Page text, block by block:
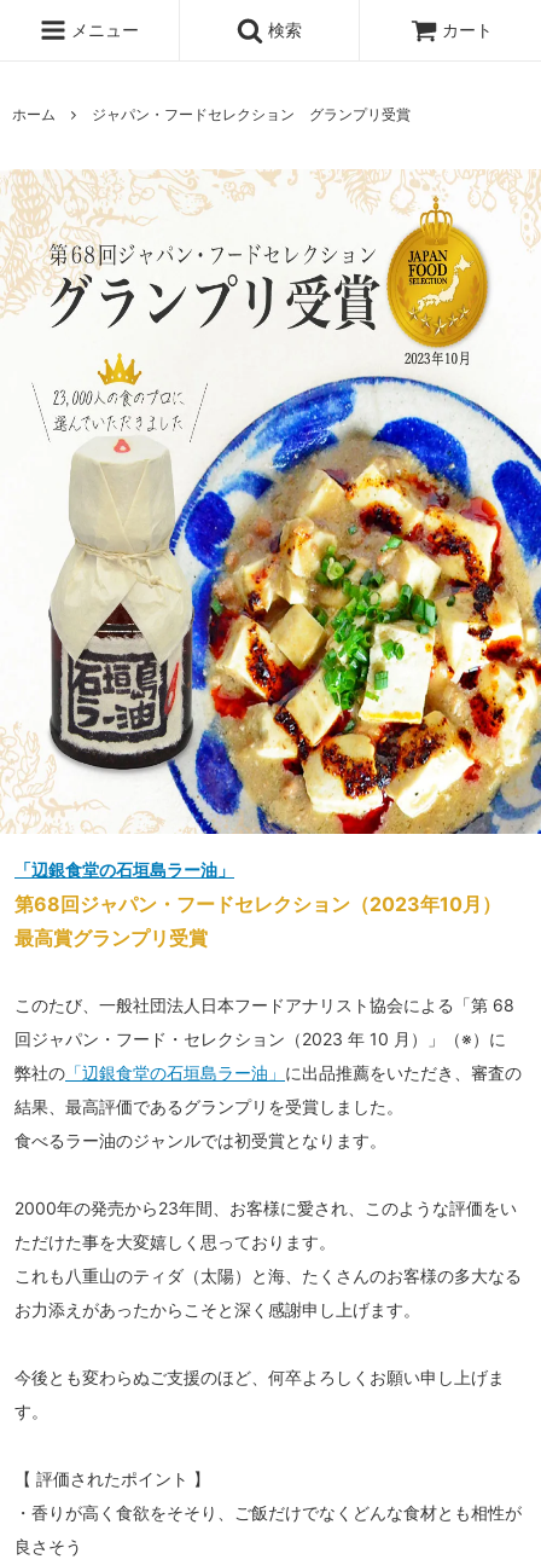
メニュー 検索 カート
ホーム ジャパン・フードセレクション グランプリ受賞
「辺銀食堂の石垣島ラー油」
第68回ジャパン・フードセレクション（2023年10月）
最高賞グランプリ受賞
このたび、一般社団法人日本フードアナリスト協会による「第 68
回ジャパン・フード・セレクション（2023 年 10 月）」（※）に
弊社の 「辺銀食堂の石垣島ラー油」 に出品推薦をいただき、審査の
結果、最高評価であるグランプリを受賞しました。
食べるラー油のジャンルでは初受賞となります。
2000年の発売から23年間、お客様に愛され、このような評価をい
ただけた事を大変嬉しく思っております。
これも八重山のティダ（太陽）と海、たくさんのお客様の多大なる
お力添えがあったからこそと深く感謝申し上げます。
今後とも変わらぬご支援のほど、何卒よろしくお願い申し上げま
す。
【 評価されたポイント 】
・香りが高く食欲をそそり、ご飯だけでなくどんな食材とも相性が
良さそう